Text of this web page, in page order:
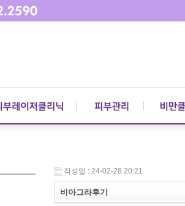
작성일 : 24-02-28 20:21
비아그라후기